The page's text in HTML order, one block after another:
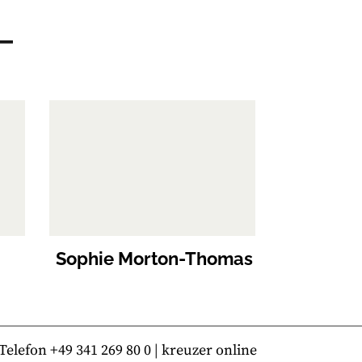
Sophie Morton-Thomas
+49 341 269 80 0 | kreuzer online